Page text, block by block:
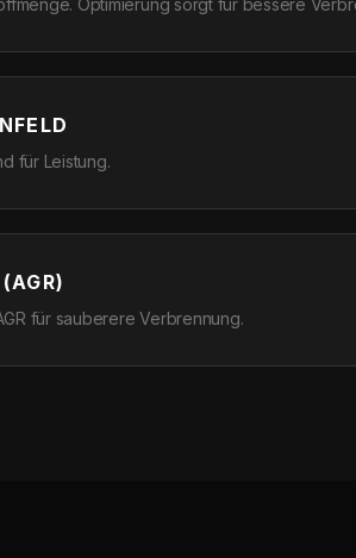
Optimierung sorgt für bessere
für Leistung.
für sauberere Verbrennung.